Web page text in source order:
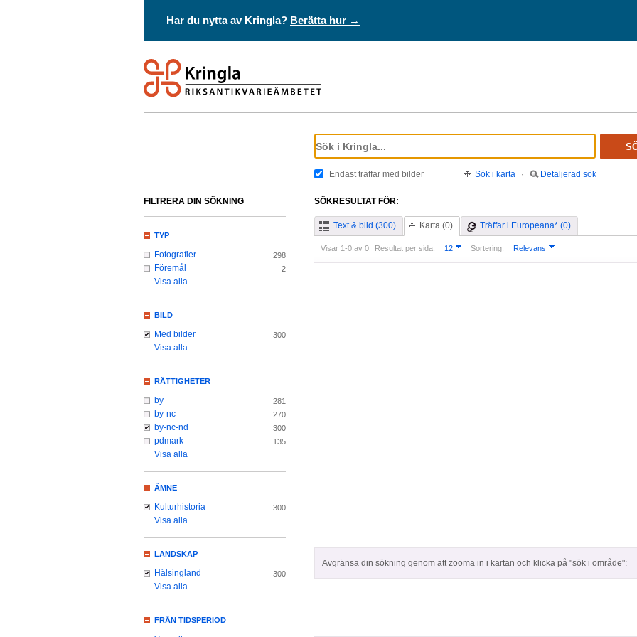
Har du nytta av Kringla? Berätta hur →
Endast träffar med bilder Sök i karta · Detaljerad sök
SÖKRESULTAT FÖR:
Text & bild (300) Karta (0) Träffar i Europeana* (0)
Visar 1-0 av 0 Resultat per sida: 12 Sortering: Relevans
Avgränsa din sökning genom att zooma in i kartan och klicka på "sök i område":
FILTRERA DIN SÖKNING
TYP
Fotografier 298
Föremål 2
Visa alla
BILD
Med bilder 300
Visa alla
RÄTTIGHETER
by 281
by-nc 270
by-nc-nd 300
pdmark 135
Visa alla
ÄMNE
Kulturhistoria 300
Visa alla
LANDSKAP
Hälsingland 300
Visa alla
FRÅN TIDSPERIOD